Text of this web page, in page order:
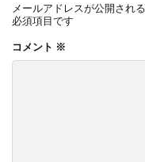
メールアドレスが公開され
必須項目です
コメント ※